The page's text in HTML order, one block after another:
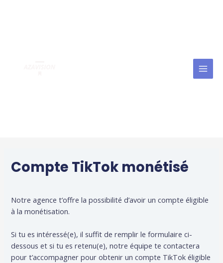
Compte TikTok monétisé
Notre agence t’offre la possibilité d’avoir un compte éligible
à la monétisation.
Si tu es intéressé(e), il suffit de remplir le formulaire ci-
dessous et si tu es retenu(e), notre équipe te contactera
pour t’accompagner pour obtenir un compte TikTok éligible